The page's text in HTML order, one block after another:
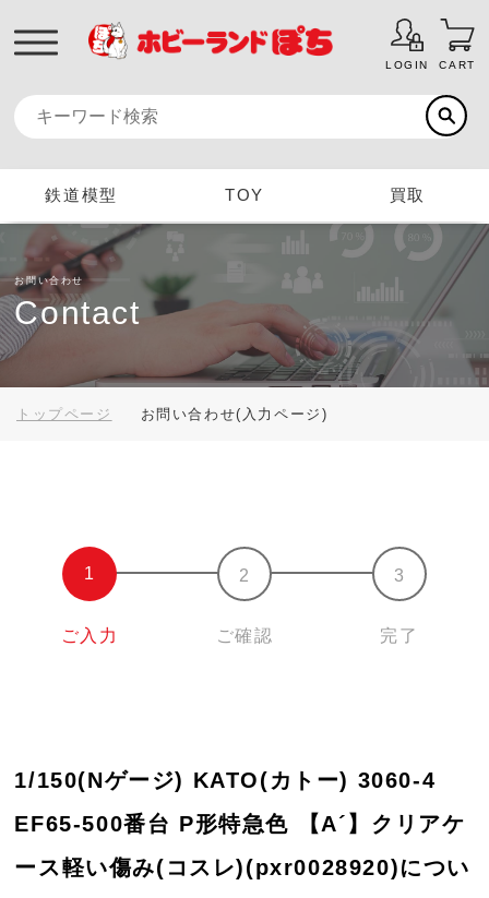
LOGIN CART
鉄道模型 TOY 買取
お問い合わせ
Contact
トップページ お問い合わせ(入力ページ)
ご入力 ご確認 完了
1/150(Nゲージ) KATO(カトー) 3060-4
EF65-500番台 P形特急色 【A´】クリアケ
ース軽い傷み(コスレ)(pxr0028920)につい